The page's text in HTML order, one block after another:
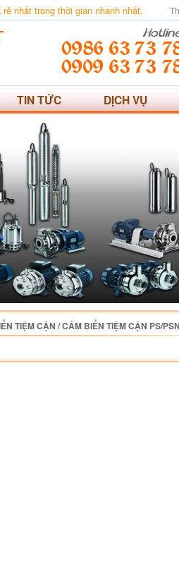
nhất trong thời gian nhanh nhất.
TIN TỨC DỊCH VỤ
TIỆM CẬN /CẢM BIẾN TIỆM CẬN PS/